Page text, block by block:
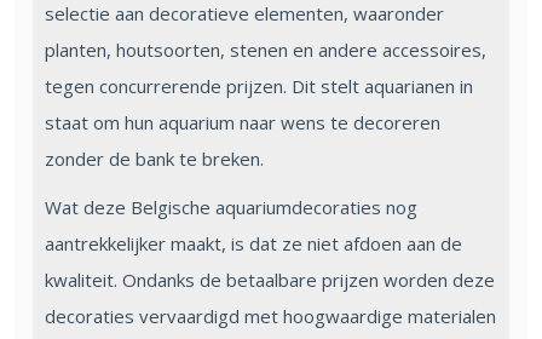
selectie aan decoratieve elementen, waaronder
planten, houtsoorten, stenen en andere accessoires,
tegen concurrerende prijzen. Dit stelt aquarianen in
staat om hun aquarium naar wens te decoreren
zonder de bank te breken.
Wat deze Belgische aquariumdecoraties nog
aantrekkelijker maakt, is dat ze niet afdoen aan de
kwaliteit. Ondanks de betaalbare prijzen worden deze
decoraties vervaardigd met hoogwaardige materialen